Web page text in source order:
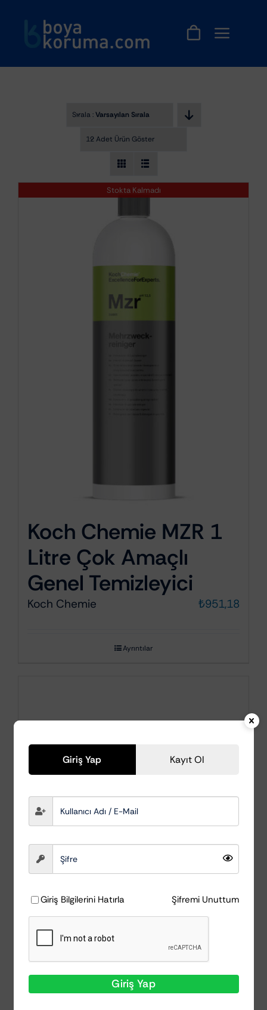
Sırala :Varsayılan Sıralama
12 Adet Ürün Göster
Stokta Kalmadı
Koch Chemie MZR 1
Litre Çok Amaçlı
Genel Temizleyici
Koch Chemie ₺951,18
Ayrıntılar
Giriş Yap Kayıt Ol
Giriş Bilgilerini Hatırla Şifremi Unuttum
Giriş Yap